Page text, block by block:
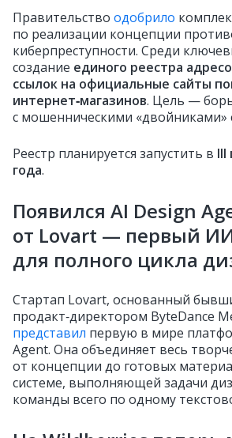
Правительство одобрило
по реализации концепции
киберпреступности. Среди
создание единого реестра
ссылок на официальные сайты
интернет‑магазинов. Цель —
с мошенническими «двойниками»
Реестр планируется запустить в III
года.
Появился AI Design
от Lovart — первый
для полного цикла
Стартап Lovart, основанный
продакт‑директором ByteDance
представил первую в мире
Agent. Она объединяет весь
от концепции до готовых
системе, выполняющей задачи
команды всего по одному